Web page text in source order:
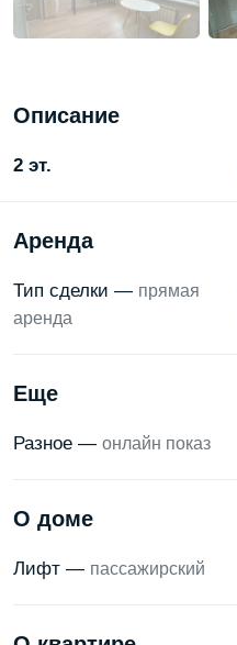
Описание
2 эт.
Аренда
Тип сделки — прямая
аренда
Еще
Разное — онлайн показ
О доме
Лифт — пассажирский